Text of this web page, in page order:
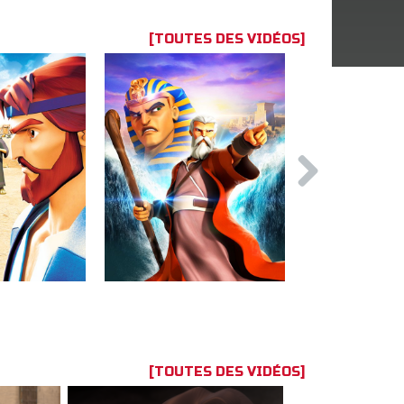
[TOUTES DES VIDÉOS]
[TOUTES DES VIDÉOS]